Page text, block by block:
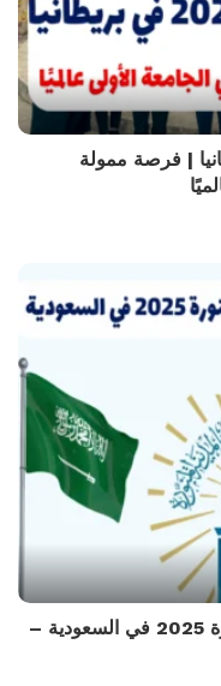
2026 في بريطانيا | فرصة ممولة
منحة الجامعة الإسلامية بالمدينة المنورة 2025 في السعودية –